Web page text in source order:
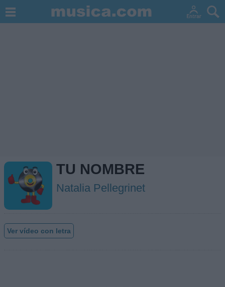
TU NOMBRE
Natalia Pellegrinet
Ver vídeo con letra